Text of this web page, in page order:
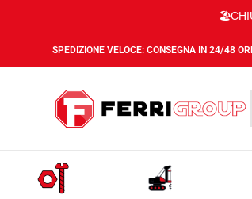
SPEDIZIONE VELOCE: CONSEGNA IN 24/48